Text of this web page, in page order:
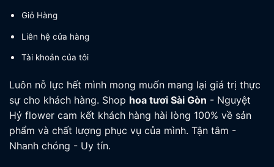
Giỏ Hàng
Liên hệ cửa hàng
Tài khoản của tôi
Luôn nỗ lực hết mình mong muốn mang lại giá trị thực
sự cho khách hàng. Shop hoa tươi Sài Gòn - Nguyệt
Hỷ flower cam kết khách hàng hài lòng 100% về sản
phẩm và chất lượng phục vụ của mình. Tận tâm -
Nhanh chóng - Uy tín.